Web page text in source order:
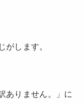
がします。
ありません。」に